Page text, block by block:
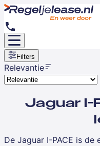
Filters
Relevantie
Jaguar I-
De Jaguar I-PACE is